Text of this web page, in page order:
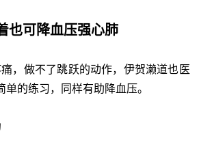
也可降血压强心肺
，做不了跳跃的动作，伊贺濑道也医
的练习，同样有助降血压。